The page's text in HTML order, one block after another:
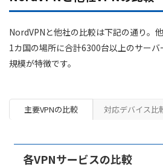
ジャマイカ(1) :
メキシコ(1) :
パナマ(1) :
パラグアイ(1) :
プエルトリコ(1) :
トリニダード・トバゴ(1) :
アメリカ(17)
NordVPNと他社の比較は下記の通り。
1カ国の場所に合計6300台以上のサー
規模が特徴です。
主要VPNの比較 対応デバイス比
各VPNサービスの比較